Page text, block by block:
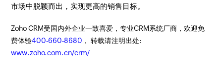
市场中脱颖而出，实现更高的销售目标。
Zoho CRM受国内外企业一致喜爱，专业CRM系统厂商，欢迎免
费体验400-660-8680 ， 转载请注明出处:
www.zoho.com.cn/crm/